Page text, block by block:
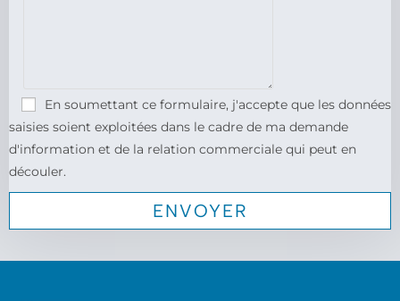
En soumettant ce formulaire, j'accepte que les données
saisies soient exploitées dans le cadre de ma demande
d'information et de la relation commerciale qui peut en
découler.